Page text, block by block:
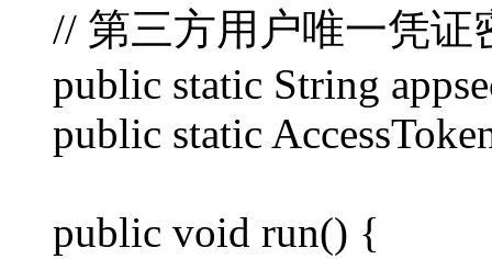
// 第三方用户唯一凭证
public static String
public static
public void run() {